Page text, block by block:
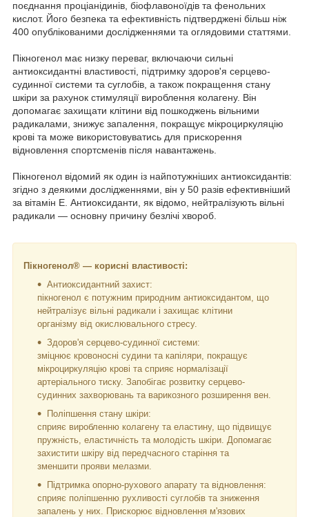
поєднання проціанідинів, біофлавоноїдів та фенольних
кислот. Його безпека та ефективність підтверджені більш ніж
400 опублікованими дослідженнями та оглядовими статтями.
Пікногенол має низку переваг, включаючи сильні
антиоксидантні властивості, підтримку здоров'я серцево-
судинної системи та суглобів, а також покращення стану
шкіри за рахунок стимуляції вироблення колагену. Він
допомагає захищати клітини від пошкоджень вільними
радикалами, знижує запалення, покращує мікроциркуляцію
крові та може використовуватись для прискорення
відновлення спортсменів після навантажень.
Пікногенол відомий як один із найпотужніших антиоксидантів:
згідно з деякими дослідженнями, він у 50 разів ефективніший
за вітамін Е. Антиоксиданти, як відомо, нейтралізують вільні
радикали — основну причину безлічі хвороб.
Пікногенол® — корисні властивості:
Антиоксидантний захист:
пікногенол є потужним природним антиоксидантом, що
нейтралізує вільні радикали і захищає клітини
організму від окислювального стресу.
Здоров'я серцево-судинної системи:
зміцнює кровоносні судини та капіляри, покращує
мікроциркуляцію крові та сприяє нормалізації
артеріального тиску. Запобігає розвитку серцево-
судинних захворювань та варикозного розширення вен.
Поліпшення стану шкіри:
сприяє виробленню колагену та еластину, що підвищує
пружність, еластичність та молодість шкіри. Допомагає
захистити шкіру від передчасного старіння та
зменшити прояви мелазми.
Підтримка опорно-рухового апарату та відновлення:
сприяє поліпшенню рухливості суглобів та зниження
запалень у них. Прискорює відновлення м'язових